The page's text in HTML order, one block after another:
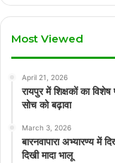
Most Viewed
April 21, 2026
रायपुर में शिक्षकों का
सोच को बढ़ावा
March 3, 2026
बारनवापारा अभ्यारण्य में
दिखी मादा भालू